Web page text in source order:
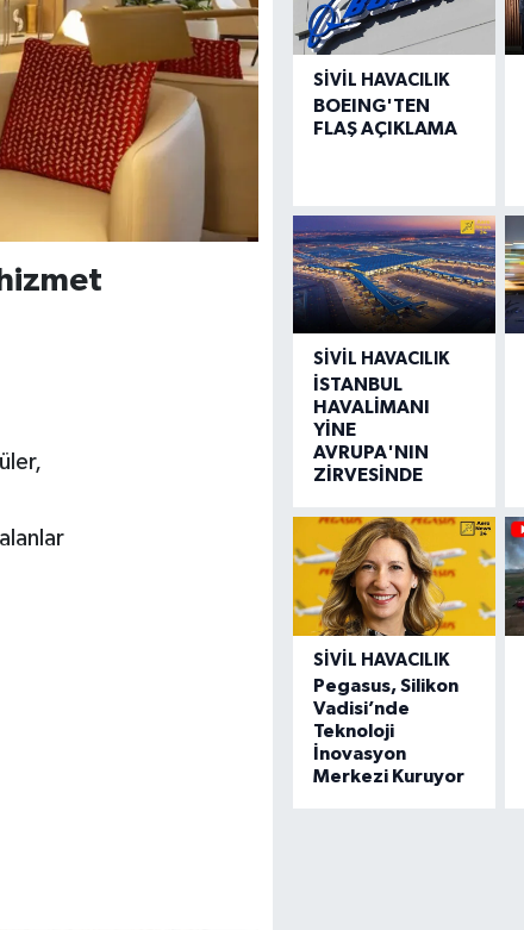
SIVIL HAVACILIK
BOEING'TEN
FLAŞ AÇIKLAMA
SIVIL HAVACILIK
İSTANBUL
HAVALİMANI
YİNE
AVRUPA'NIN
ZİRVESİNDE
SIVIL HAVACILIK
Pegasus, Silikon
Vadisi’nde
Teknoloji
İnovasyon
Merkezi Kuruyor